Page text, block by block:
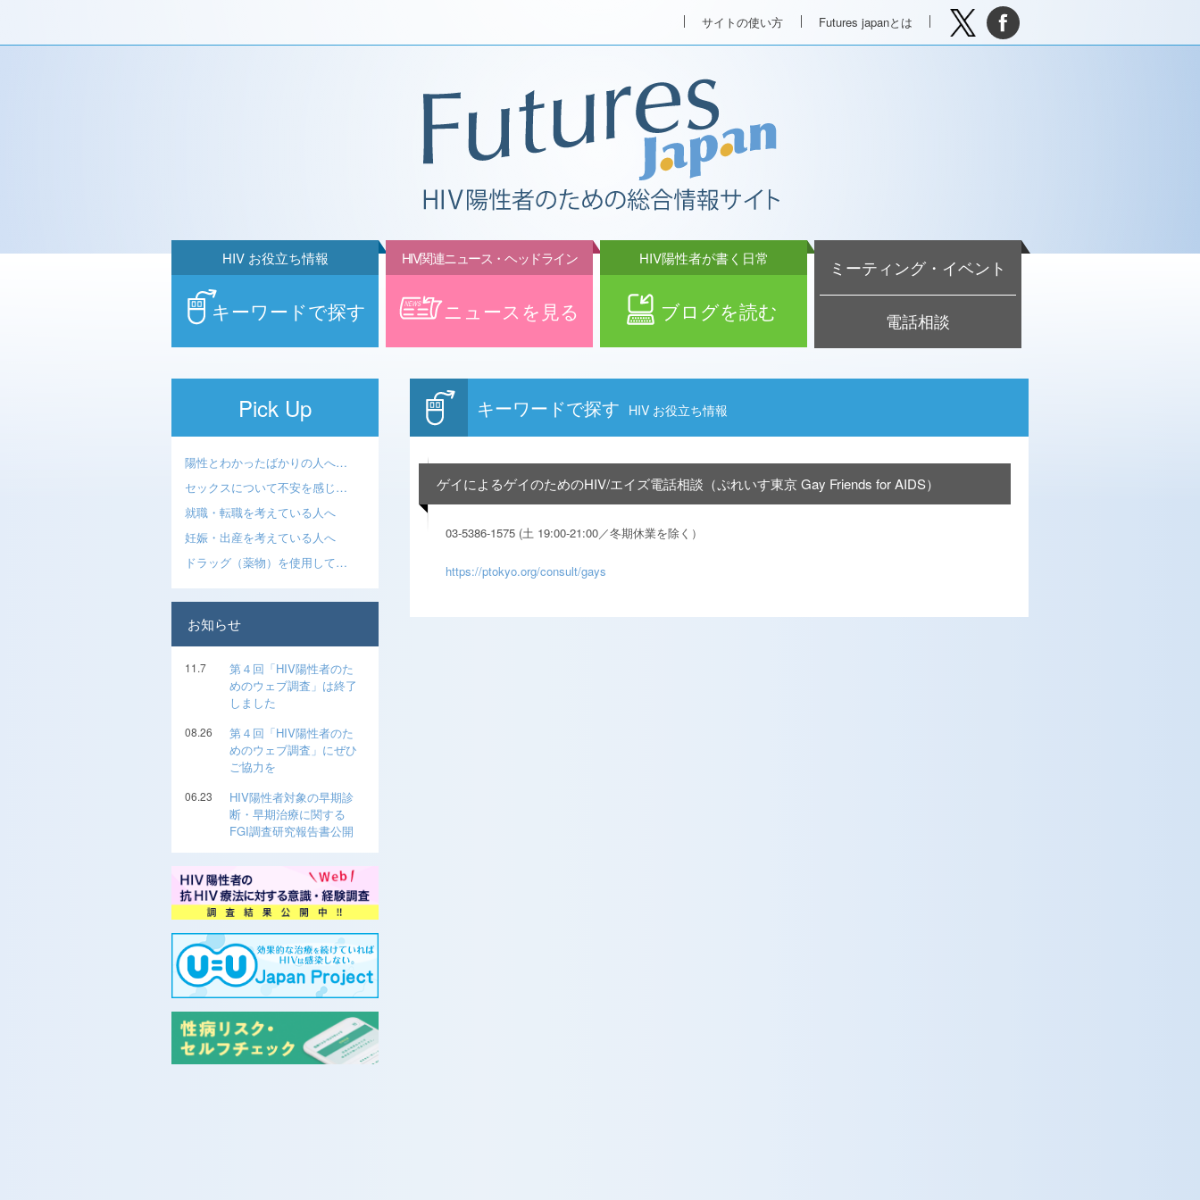
サイトの使い方 Futures japanとは
キーワードで探す
HIV お役立ち情報
ニュースを見る
HIV関連ニュース・ヘッドライン
ブログを読む
HIV陽性者が書く日常 ミーティング・イベント
電話相談
キーワードで探す HIV お役立ち情報
ゲイによるゲイのためのHIV/エイズ電話相談（ぷれいす東京 Gay Friends for AIDS）
03-5386-1575 (土 19:00-21:00／冬期休業を除く）
https://ptokyo.org/consult/gays
Pick Up
陽性とわかったばかりの人へ…
セックスについて不安を感じ…
就職・転職を考えている人へ
妊娠・出産を考えている人へ
ドラッグ（薬物）を使用して…
お知らせ
11.7
第４回「HIV陽性者のた
めのウェブ調査」は終了
しました
08.26
第４回「HIV陽性者のた
めのウェブ調査」にぜひ
ご協力を
06.23
HIV陽性者対象の早期診
断・早期治療に関する
FGI調査研究報告書公開